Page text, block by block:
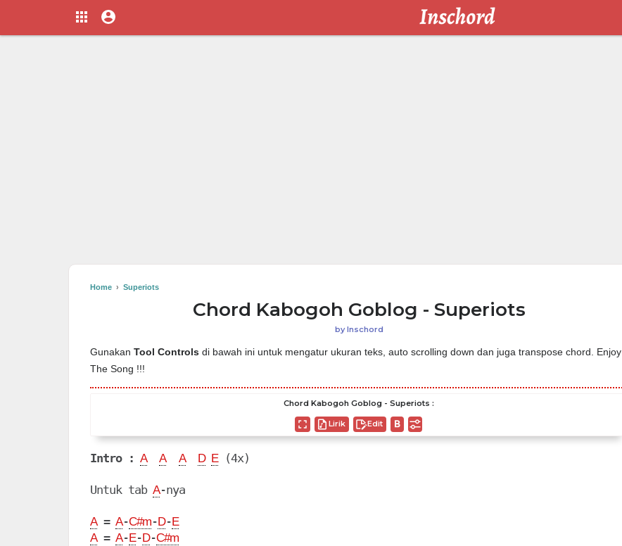
Home › Superiots
Chord Kabogoh Goblog - Superiots
byInschord
Gunakan Tool Controls di bawah ini untuk mengatur ukuran teks, auto scrolling down dan juga transpose chord. Enjoy
The Song !!!
Chord Kabogoh Goblog - Superiots :
Lirik Edit
Intro : A A A D E (4x)
Untuk tab A-nya
A = A-C#m-D-E
A = A-E-D-C#m